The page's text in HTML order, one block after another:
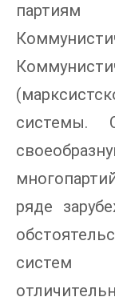
системы.
ряде
систем